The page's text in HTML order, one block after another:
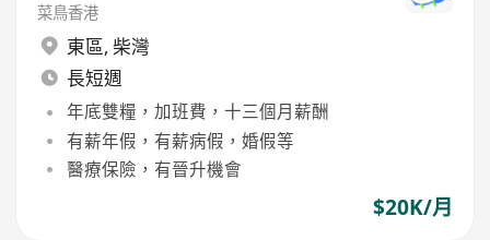
菜鳥香港
東區, 柴灣
長短週
年底雙糧，加班費，十三個月薪酬
有薪年假，有薪病假，婚假等
醫療保險，有晉升機會
$20K/月